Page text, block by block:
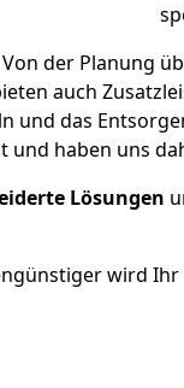
Von der Planung
auch
und das
und haben uns
Lösungen
wird Ihr